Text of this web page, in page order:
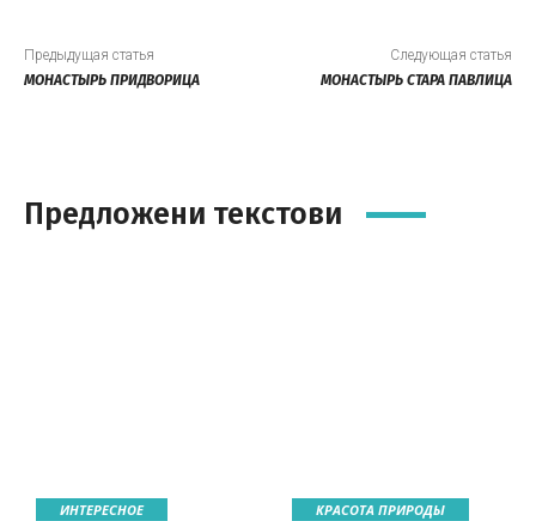
Предыдущая статья
МОНАСТЫРЬ ПРИДВОРИЦА
Следующая статья
МОНАСТЫРЬ СТАРА ПАВЛИЦА
Предложени текстови
ИНТЕРЕСНОЕ КРАСОТА ПРИРОДЫ